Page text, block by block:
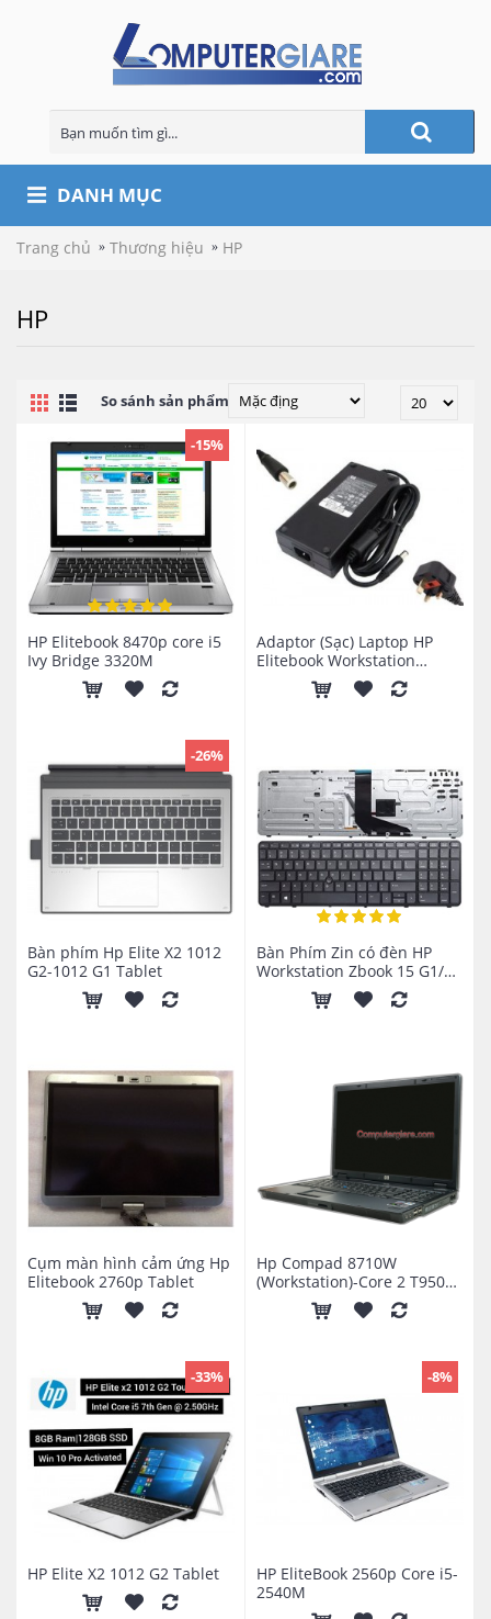
DANH MỤC
Trang chủ Thương hiệu HP
HP
So sánh sản phẩm (0)
-15%
HP Elitebook 8470p core i5
Ivy Bridge 3320M
Adaptor (Sạc) Laptop HP
Elitebook Workstation
19.5V-9.5A-180W
-26%
Bàn phím Hp Elite X2 1012
G2-1012 G1 Tablet
Bàn Phím Zin có đèn HP
Workstation Zbook 15 G1/G2
17 G1/G2
Cụm màn hình cảm ứng Hp
Elitebook 2760p Tablet
Hp Compad 8710W
(Workstation)-Core 2 T9500
nVIDIA Quadro FX 1600M
-33%
HP Elite X2 1012 G2 Tablet
-8%
HP EliteBook 2560p Core i5-
2540M